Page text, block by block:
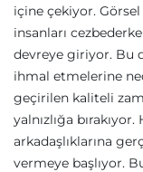
içine çekiyor.
insanları
devreye giriyor. Bu
ihmal etmelerine
geçirilen kaliteli
yalnızlığa
arkadaşlıklarına
vermeye başlıyor.